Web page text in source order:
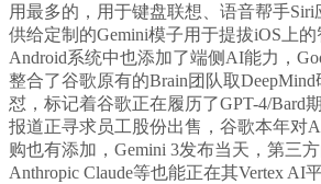
用最多的，用于键盘联想、语音帮手
供给定制的Gemini模子用于提拔iOS上
Android系统中也添加了端侧AI能力，
整合了谷歌原有的Brain团队取
怼，标记着谷歌正在履历了GPT-4/Bard
报道正寻求员工股份出售，谷歌本年对
购也有添加，Gemini 3发布当天，第三方
Anthropic Claude等也能正在其Vertex AI